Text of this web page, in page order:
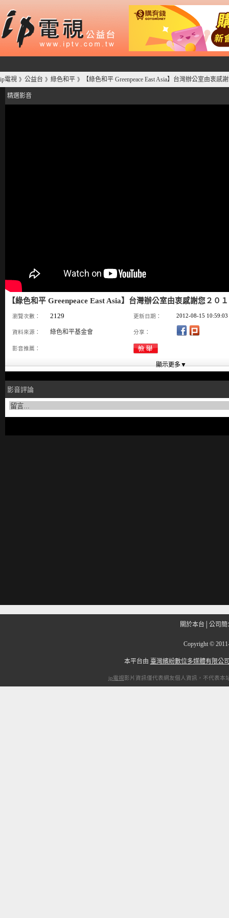
ip電視 》 公益台 》 綠色和平 》 【綠色和平 Greenpeace East Asia】台灣辦公室由衷感
精選影音
【綠色和平 Greenpeace East Asia】台灣辦公室由衷感謝您２０
瀏覽次數： 2129 更新日期： 2012-08-15 10:59:03
資料來源： 綠色和平基金會 分享：
影音推薦：
影音評論
關於本台 公司簡
Copyright ©
本平台由 臺灣繽紛數位多媒體有限公
ip電視影片資訊僅代表網友個人資訊，不代表本